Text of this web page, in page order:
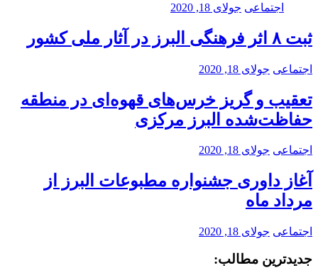
اجتماعی جولای 18, 2020
ثبت ۸ اثر فرهنگی البرز در آثار ملی کشور
اجتماعی جولای 18, 2020
تعقیب و گریز خرس‌های قهوه‌ای در منطقه
حفاظت‌شده البرز مرکزی
اجتماعی جولای 18, 2020
آغاز داوری جشنواره مطبوعات البرز از
مرداد ماه
اجتماعی جولای 18, 2020
جدیدترین مطالب: